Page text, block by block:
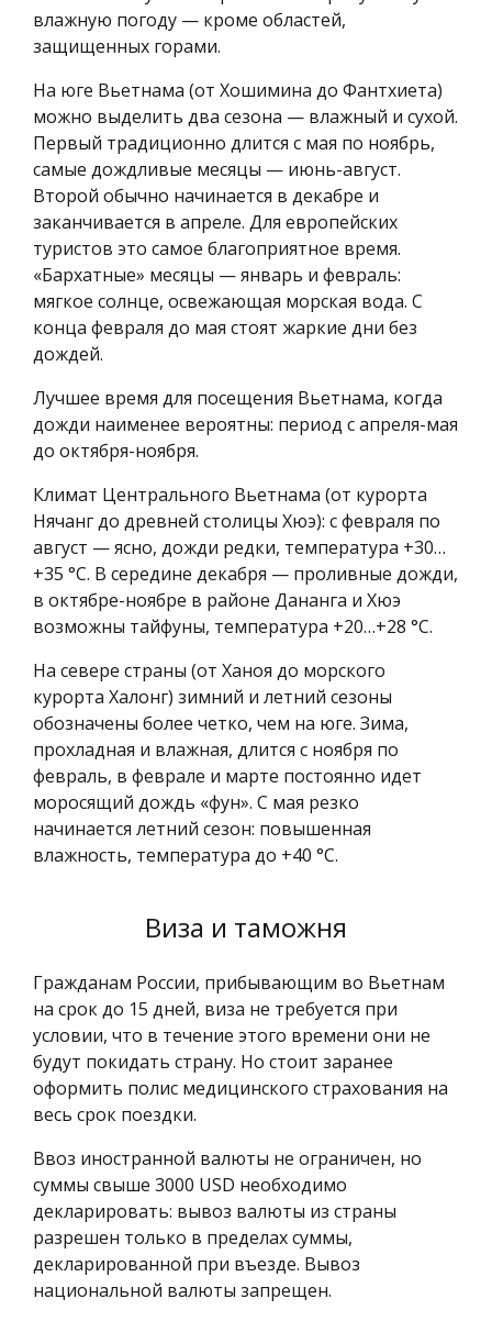
влажную погоду — кроме областей,
защищенных горами.
На юге Вьетнама (от Хошимина до Фантхиета)
можно выделить два сезона — влажный и сухой.
Первый традиционно длится с мая по ноябрь,
самые дождливые месяцы — июнь-август.
Второй обычно начинается в декабре и
заканчивается в апреле. Для европейских
туристов это самое благоприятное время.
«Бархатные» месяцы — январь и февраль:
мягкое солнце, освежающая морская вода. С
конца февраля до мая стоят жаркие дни без
дождей.
Лучшее время для посещения Вьетнама, когда
дожди наименее вероятны: период с апреля-мая
до октября-ноября.
Климат Центрального Вьетнама (от курорта
Нячанг до древней столицы Хюэ): с февраля по
август — ясно, дожди редки, температура +30…
+35 °C. В середине декабря — проливные дожди,
в октябре-ноябре в районе Дананга и Хюэ
возможны тайфуны, температура +20…+28 °C.
На севере страны (от Ханоя до морского
курорта Халонг) зимний и летний сезоны
обозначены более четко, чем на юге. Зима,
прохладная и влажная, длится с ноября по
февраль, в феврале и марте постоянно идет
моросящий дождь «фун». С мая резко
начинается летний сезон: повышенная
влажность, температура до +40 °C.
Виза и таможня
Гражданам России, прибывающим во Вьетнам
на срок до 15 дней, виза не требуется при
условии, что в течение этого времени они не
будут покидать страну. Но стоит заранее
оформить полис медицинского страхования на
весь срок поездки.
Ввоз иностранной валюты не ограничен, но
суммы свыше 3000 USD необходимо
декларировать: вывоз валюты из страны
разрешен только в пределах суммы,
декларированной при въезде. Вывоз
национальной валюты запрещен.